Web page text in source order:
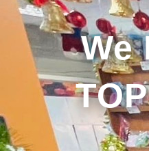
We